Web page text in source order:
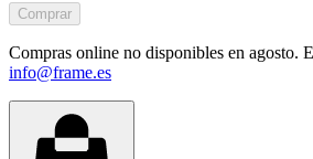
Comprar
Compras online no disponibles en agosto.
info@frame.es